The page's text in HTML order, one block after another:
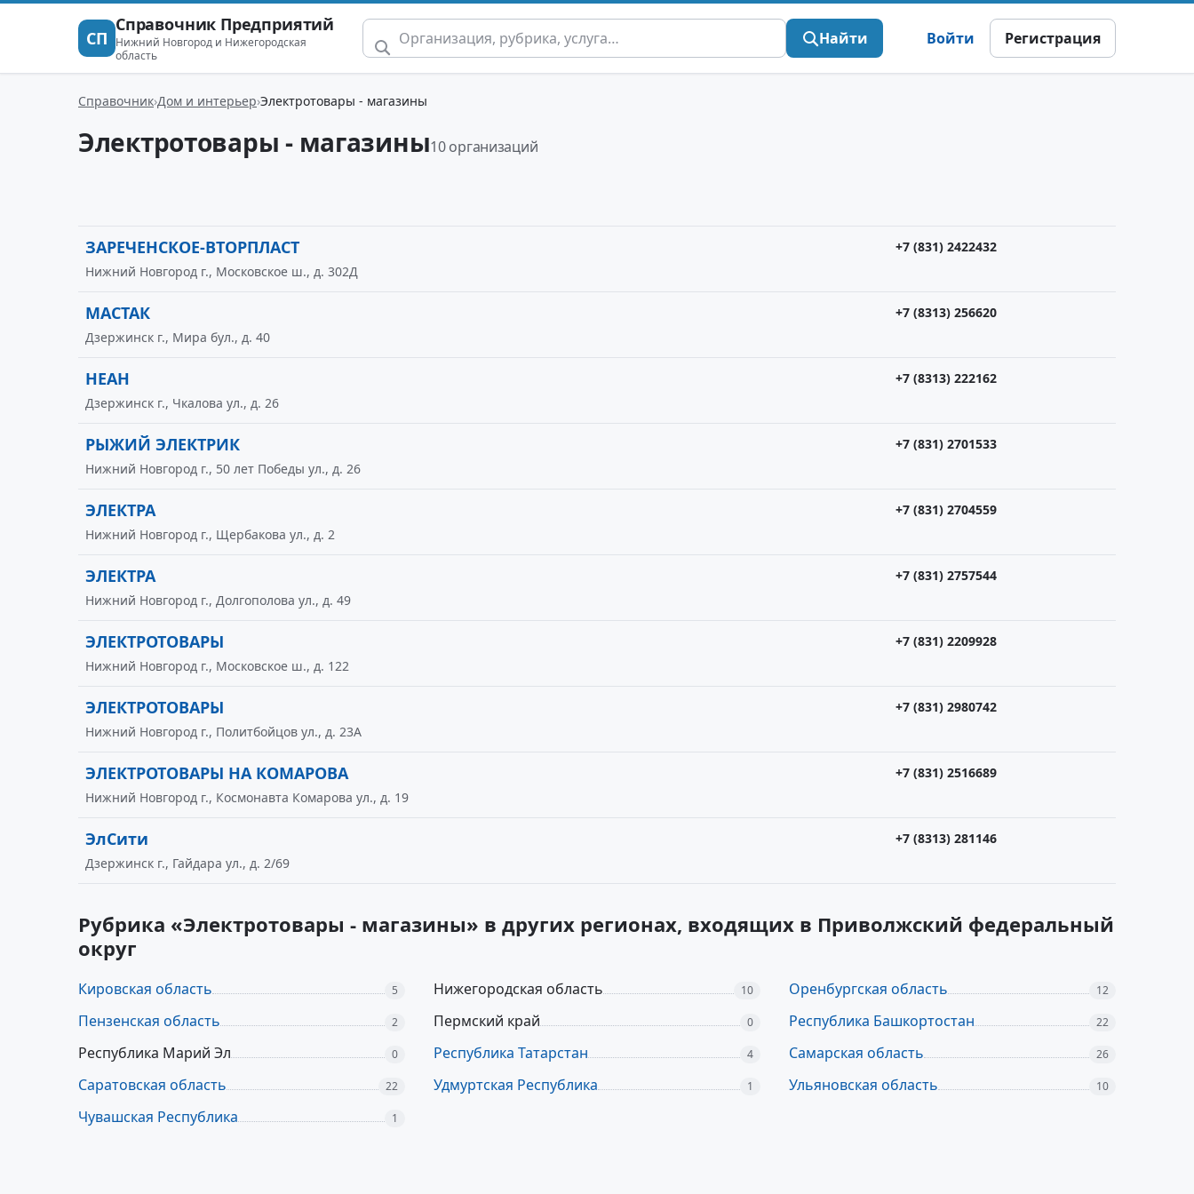
СП
Справочник Предприятий
Нижний Новгород и Нижегородская
область
Найти Войти Регистрация
Справочник Дом и интерьер Электротовары - магазины
Электротовары - магазины10 организаций
ЗАРЕЧЕНСКОЕ-ВТОРПЛАСТ
+7 (831) 2422432
Нижний Новгород г., Московское ш., д. 302Д
МАСТАК
+7 (8313) 256620
Дзержинск г., Мира бул., д. 40
НЕАН
+7 (8313) 222162
Дзержинск г., Чкалова ул., д. 26
РЫЖИЙ ЭЛЕКТРИК
+7 (831) 2701533
Нижний Новгород г., 50 лет Победы ул., д. 26
ЭЛЕКТРА
+7 (831) 2704559
Нижний Новгород г., Щербакова ул., д. 2
ЭЛЕКТРА
+7 (831) 2757544
Нижний Новгород г., Долгополова ул., д. 49
ЭЛЕКТРОТОВАРЫ
+7 (831) 2209928
Нижний Новгород г., Московское ш., д. 122
ЭЛЕКТРОТОВАРЫ
+7 (831) 2980742
Нижний Новгород г., Политбойцов ул., д. 23А
ЭЛЕКТРОТОВАРЫ НА КОМАРОВА
+7 (831) 2516689
Нижний Новгород г., Космонавта Комарова ул., д. 19
ЭлСити
+7 (8313) 281146
Дзержинск г., Гайдара ул., д. 2/69
Рубрика «Электротовары - магазины» в других регионах, входящих в Приволжский федеральный
округ
Кировская область 5 Нижегородская область 10 Оренбургская область 12
Пензенская область 2 Пермский край 0 Республика Башкортостан 22
Республика Марий Эл 0 Республика Татарстан 4 Самарская область 26
Саратовская область 22 Удмуртская Республика 1 Ульяновская область 10
Чувашская Республика 1